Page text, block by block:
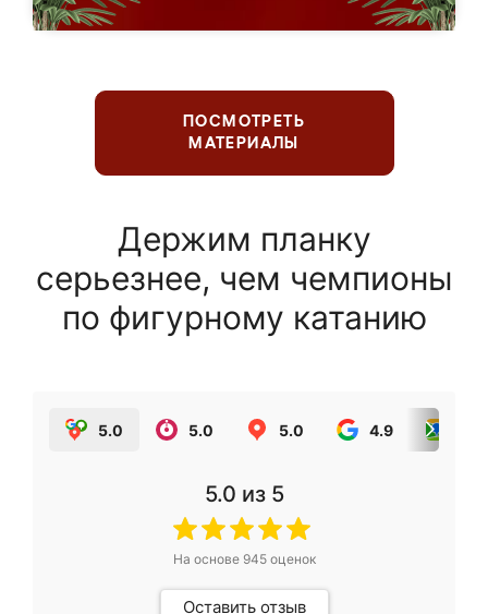
ПОСМОТРЕТЬ
МАТЕРИАЛЫ
Держим планку
серьезнее, чем чемпионы
по фигурному катанию
5.0 5.0 5.0 4.9
5.0 из 5
На основе 945оценок
Оставить отзыв